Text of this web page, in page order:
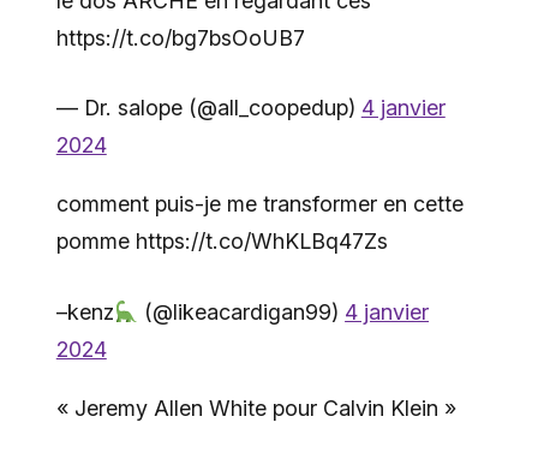
https://t.co/bg7bsOoUB7
— Dr. salope (@all_coopedup) 4 janvier
2024
comment puis-je me transformer en cette
pomme https://t.co/WhKLBq47Zs
–kenz (@likeacardigan99) 4 janvier
2024
« Jeremy Allen White pour Calvin Klein »